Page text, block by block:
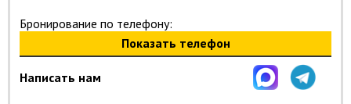
Бронирование по телефону:
Показать телефон
Написать нам